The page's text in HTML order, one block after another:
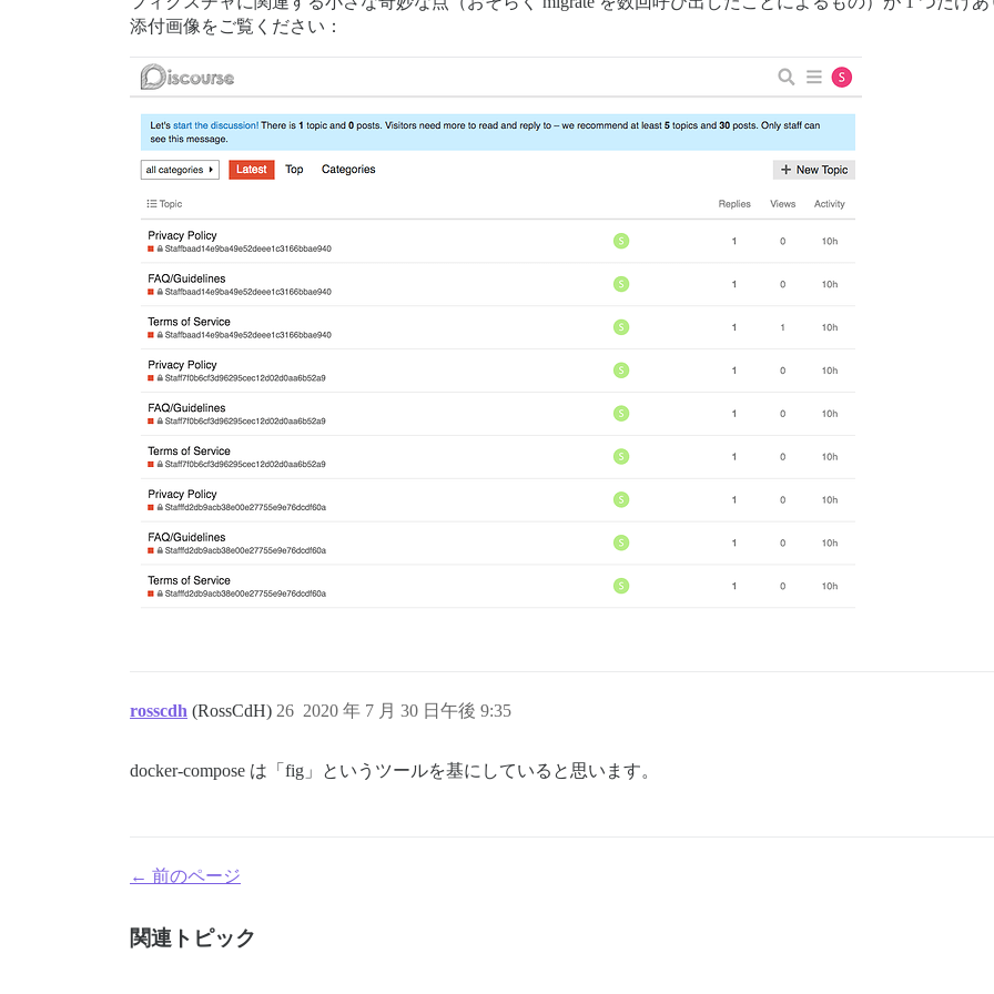
    environment:
      LANG: en_US.UTF-8
      DISCOURSE_DEFAULT_LOCALE: en
      RAILS_ENV: production
      ## How many concurrent web requests are supported? Depends on memory and CPU cores.
      ## will be set automatically by bootstrap based on detected CPUs, or you can override
      UNICORN_WORKERS: 3
      ## TODO: The domain name this Discourse instance will respond to
      DISCOURSE_HOSTNAME: discuss.monkey.tech:3001
      DOCKER_USE_HOSTNAME: "true"
      ## hostname (-h option) as specified above (default "$hostname-$config")
      #DOCKER_USE_HOSTNAME: true
      ## TODO: List of comma delimited emails that will be made admin and developer
      ## on initial signup example 'user1@example.com,user2@example.com'
      DISCOURSE_DEVELOPER_EMAILS: 'me@example.com,you@example.com'
      ## TODO: The SMTP mail server used to validate new accounts and send notifications
      # WARNING the char '#' in SMTP password can cause problems!
      #DISCOURSE_SMTP_PORT: 587
      DISCOURSE_SMTP_PASSWORD: password
      #DISCOURSE_SMTP_ENABLE_START_TLS: true           # (optional, default true)
      ## If you added the Lets Encrypt template, uncomment below to get a free SSL certificate
      DISCOURSE_DB_HOST: postgres
      DISCOURSE_DB_USERNAME: discourse
      DISCOURSE_REDIS_HOST: redis
      ENABLE_DB_MIGRATE: '0'
添付画像をご覧ください：
rosscdh (RossCdH) 2020 年 7 月 30 日午後 9:35
26
docker-compose は「fig」というツールを基にしていると思います。
← 前のページ
関連トピック